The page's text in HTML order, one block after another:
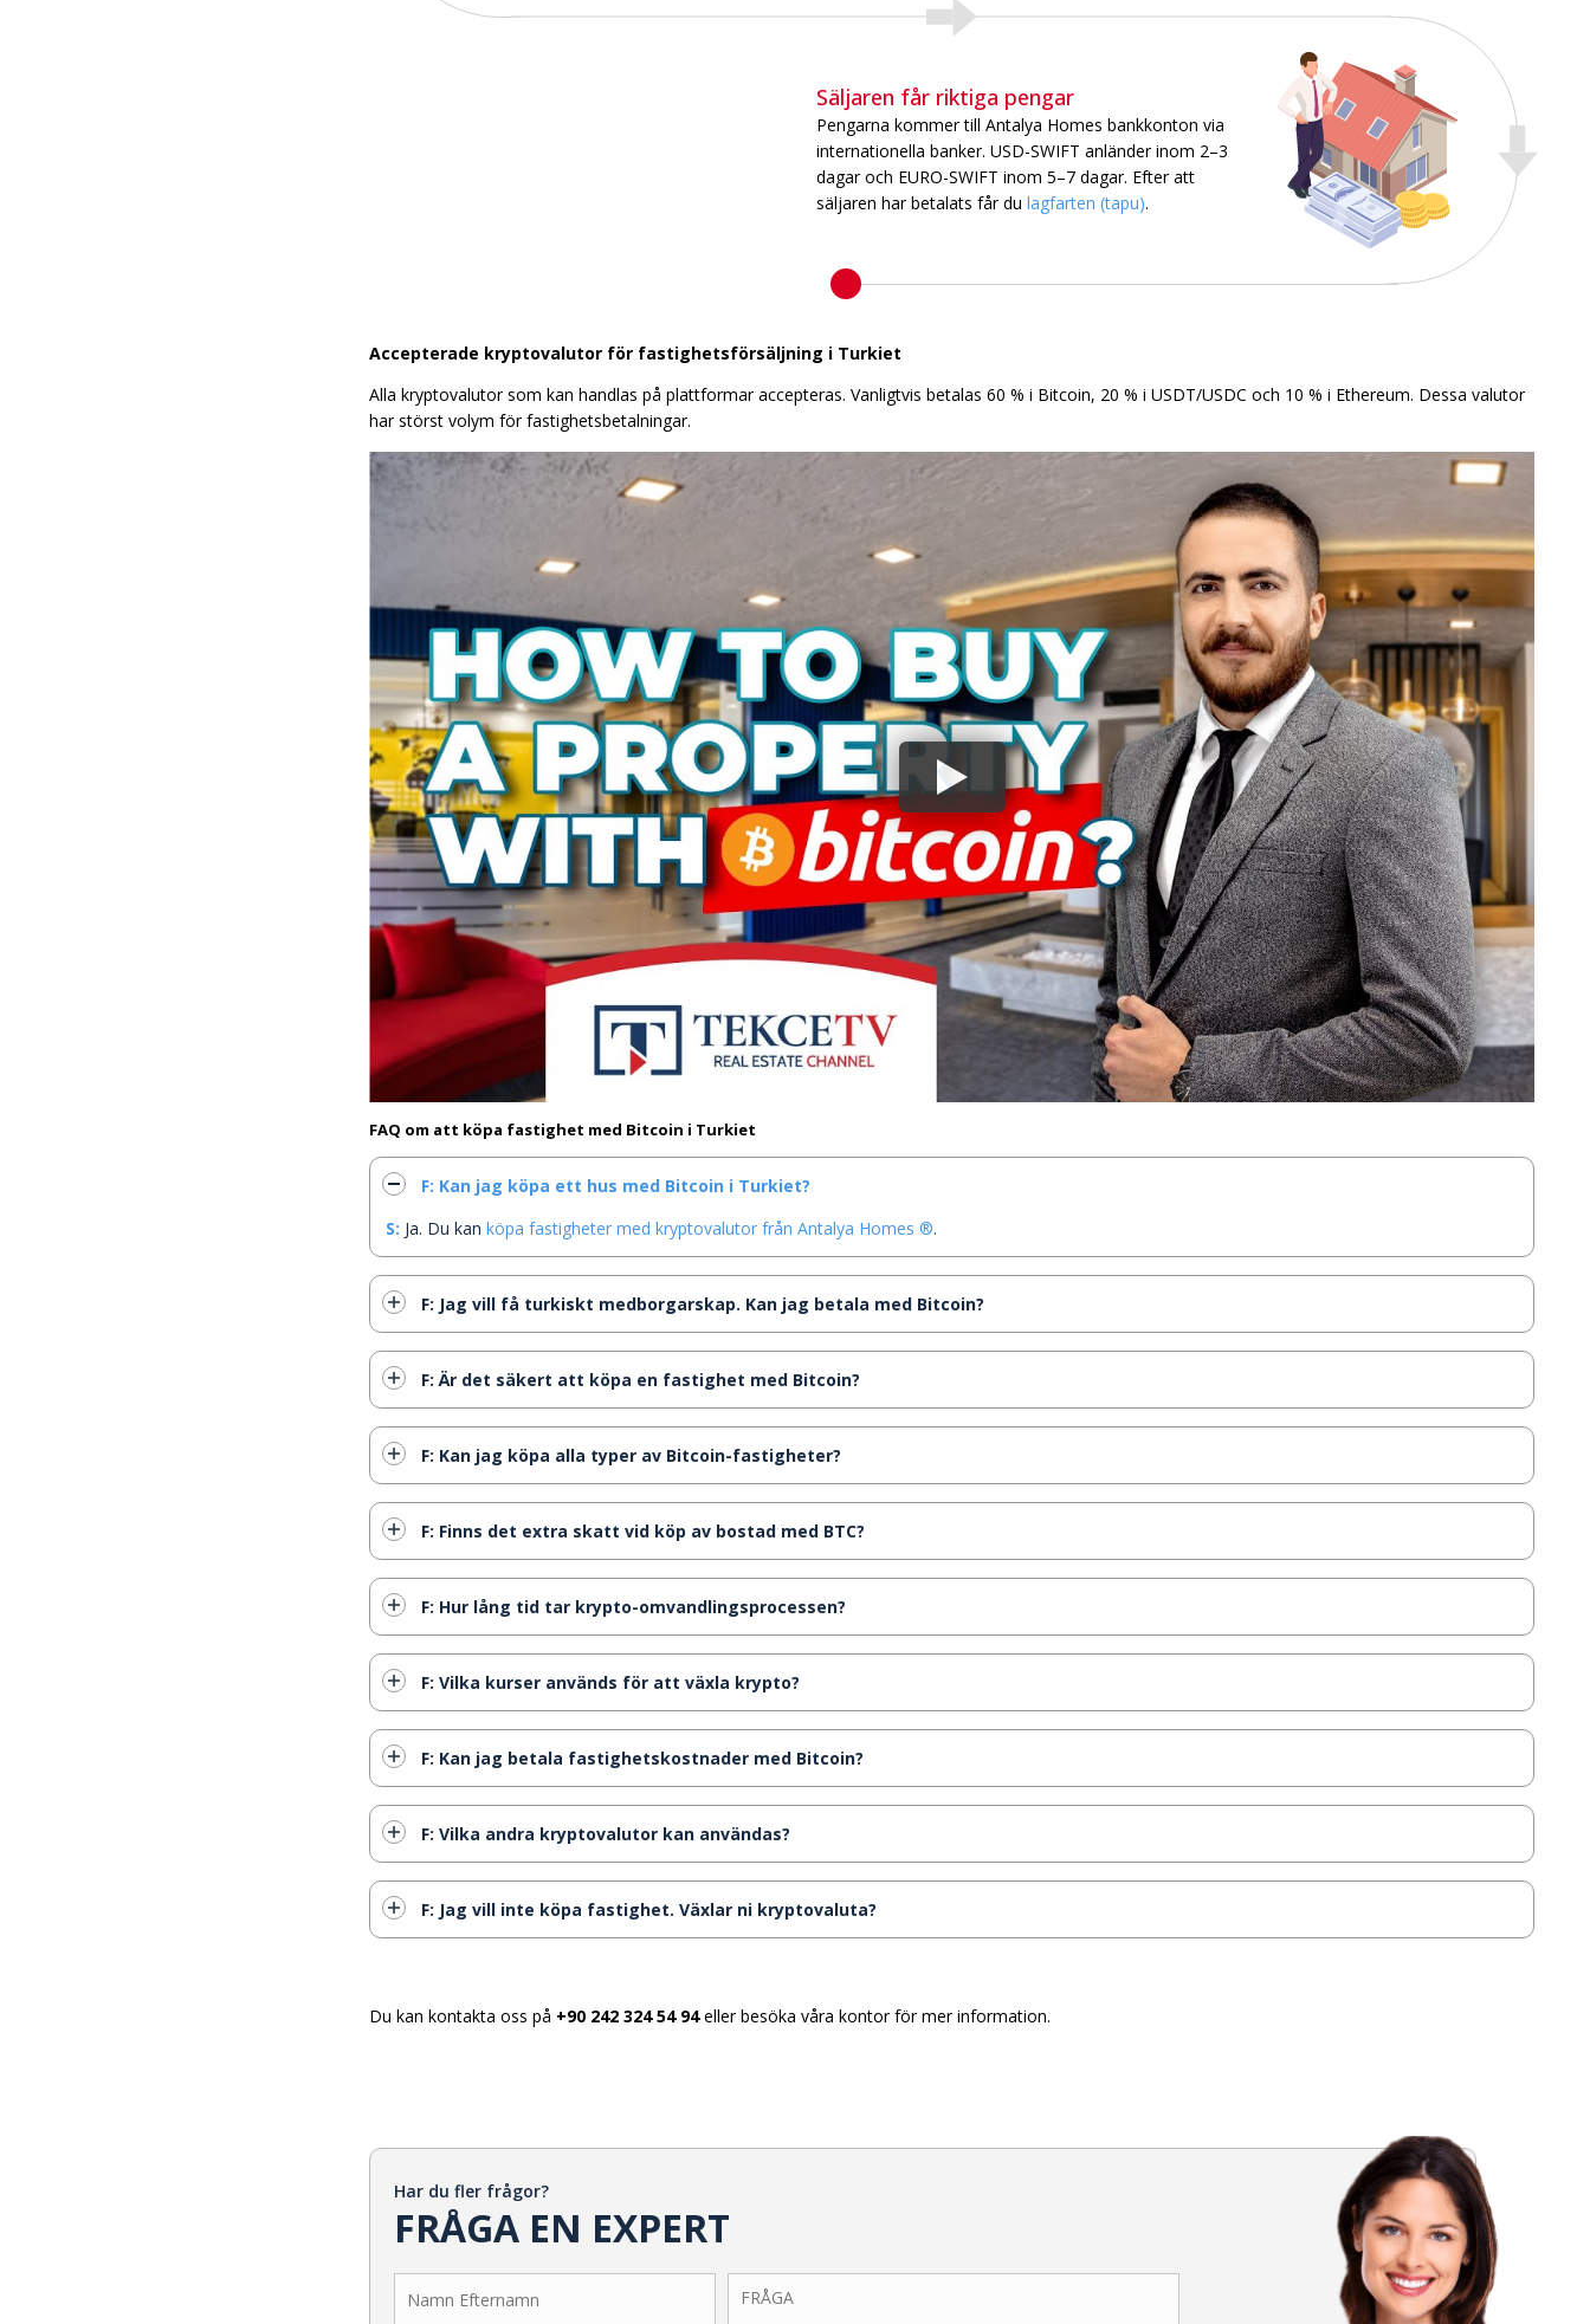
Säljaren får riktiga pengar
Pengarna kommer till Antalya Homes bankkonton via
internationella banker. USD-SWIFT anländer inom 2–3
dagar och EURO-SWIFT inom 5–7 dagar. Efter att
säljaren har betalats får du lagfarten (tapu).
Accepterade kryptovalutor för fastighetsförsäljning i Turkiet
Alla kryptovalutor som kan handlas på plattformar accepteras. Vanligtvis betalas 60 % i Bitcoin, 20 % i USDT/USDC och 10 % i Ethereum. Dessa valutor
har störst volym för fastighetsbetalningar.
FAQ om att köpa fastighet med Bitcoin i Turkiet
F: Kan jag köpa ett hus med Bitcoin i Turkiet?
S: Ja. Du kan köpa fastigheter med kryptovalutor från Antalya Homes ®.
F: Jag vill få turkiskt medborgarskap. Kan jag betala med Bitcoin?
F: Är det säkert att köpa en fastighet med Bitcoin?
F: Kan jag köpa alla typer av Bitcoin-fastigheter?
F: Finns det extra skatt vid köp av bostad med BTC?
F: Hur lång tid tar krypto-omvandlingsprocessen?
F: Vilka kurser används för att växla krypto?
F: Kan jag betala fastighetskostnader med Bitcoin?
F: Vilka andra kryptovalutor kan användas?
F: Jag vill inte köpa fastighet. Växlar ni kryptovaluta?
Du kan kontakta oss på +90 242 324 54 94eller besöka våra kontor för mer information.
Har du fler frågor?
FRÅGA EN EXPERT